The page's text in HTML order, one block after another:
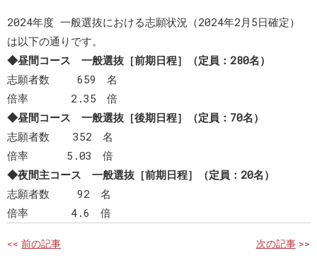
2024年度 一般選抜における志願状況（2024年2月5日確定）
は以下の通りです。
◆昼間コース 一般選抜［前期日程］（定員：280名）
志願者数 659 名
倍率 2.35 倍
◆昼間コース 一般選抜［後期日程］（定員：70名）
志願者数 352 名
倍率 5.03 倍
◆夜間主コース 一般選抜［前期日程］（定員：20名）
志願者数 92 名
倍率 4.6 倍
<<前の記事 次の記事>>